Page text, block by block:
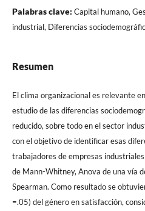
Palabras clave: Capital humano,
industrial, Diferencias
Resumen
El clima organizacional es relevante
estudio de las diferencias
reducido, sobre todo en el sector
con el objetivo de identificar esas
trabajadores de empresas
de Mann-Whitney, Anova de una vía
Spearman. Como resultado se
=.05) del género en satisfacción,